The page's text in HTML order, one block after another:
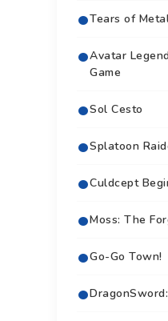
Tears of
Avatar
Game
Sol Cesto
Splatoon
Culdcept
Moss: The
Go-Go Town!